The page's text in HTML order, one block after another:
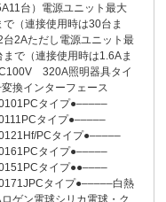
台）電源ユニット最大
で（連接使用時は30台ま
台2Aただし電源ユニット最
まで（連接使用時は1.6Aま
320A照明器具タイ
換インターフェース
タイプ●‒‒‒‒‒
タイプ●‒‒‒‒‒
PCタイプ●‒‒‒‒‒
タイプ●‒‒‒‒‒
タイプ●●‒‒‒‒
タイプ●‒‒‒‒‒白熱